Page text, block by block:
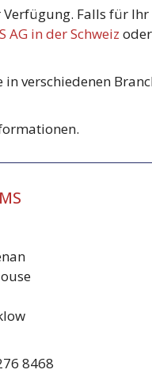
Falls für Ihr
AG in der Schweiz
verschiedenen
8468